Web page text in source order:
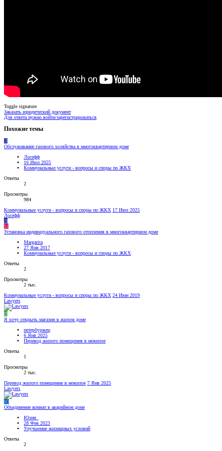
Toggle signature
Заказать юридический документ
Для ответа нужно войти/зарегистрироваться
Похожие темы
Л
Обслуживание газового хозяйства в многоквартирном доме
Лосефф
16 Июл 2025
Коммунальные услуги - вопросы и споры по ЖКХ
Ответы
2
Просмотры
984
Коммунальные услуги - вопросы и споры по ЖКХ 17 Июл 2025
Лосефф
Л
M
Установка индивидуального газового отопления в многоквартирном доме
Margarita
27 Янв 2017
Коммунальные услуги - вопросы и споры по ЖКХ
Ответы
2
Просмотры
2 тыс.
Коммунальные услуги - вопросы и споры по ЖКХ 24 Июн 2019
Lawyers
П
Я хочу открыть магазин в жилом доме
петербуржец
6 Янв 2025
Перевод жилого помещения в нежилое
Ответы
1
Просмотры
2 тыс.
Перевод жилого помещения в нежилое 7 Янв 2025
Lawyers
Ю
Объединение комнат в аварийном доме
Юлия_
28 Фев 2023
Улучшение жилищных условий
Ответы
2